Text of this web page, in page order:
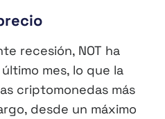
recesión, NOT ha
mes, lo que la
criptomonedas más
desde un máximo